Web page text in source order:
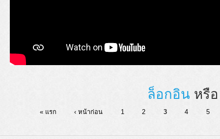
ล็อกอิน หรื
« แรก ‹ หน้าก่อน 1 2 3 4 5